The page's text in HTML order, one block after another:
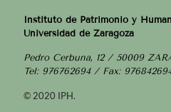
Instituto de Patrimonio y
Universidad de Zaragoza
Pedro Cerbuna, 12 / 50009
Tel: 976762694 / Fax:
© 2020 IPH.